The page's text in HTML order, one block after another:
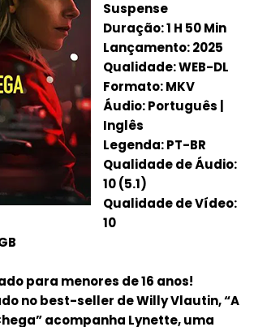
Suspense
Duração: 1 H 50 Min
Lançamento: 2025
Qualidade: WEB-DL
Formato: MKV
Áudio: Português |
Inglês
Legenda: PT-BR
Qualidade de Áudio:
10 (5.1)
Qualidade de Vídeo:
10
para menores de 16 anos!
no best-seller de Willy Vlautin, “A
acompanha Lynette, uma